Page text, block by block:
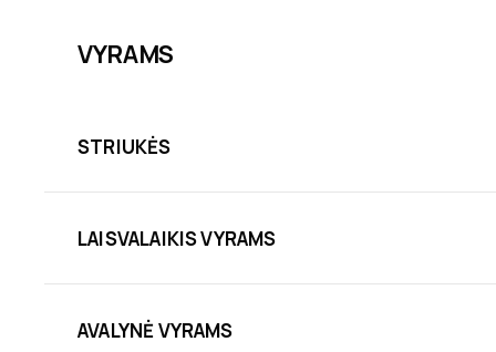
VYRAMS
STRIUKĖS
LAISVALAIKIS VYRAMS
AVALYNĖ VYRAMS